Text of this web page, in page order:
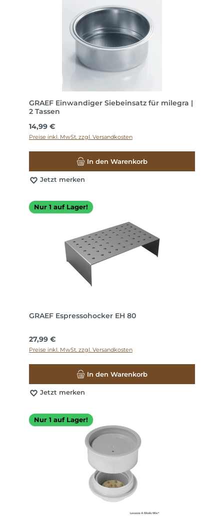
GRAEF Einwandiger Siebeinsatz für milegra |
2 Tassen
Regulärer Preis:
14,99 €
Preise inkl. MwSt. zzgl. Versandkosten
In den Warenkorb
Jetzt merken
Nur 1 auf Lager!
GRAEF Espressohocker EH 80
Regulärer Preis:
27,99 €
Preise inkl. MwSt. zzgl. Versandkosten
In den Warenkorb
Jetzt merken
Nur 1 auf Lager!